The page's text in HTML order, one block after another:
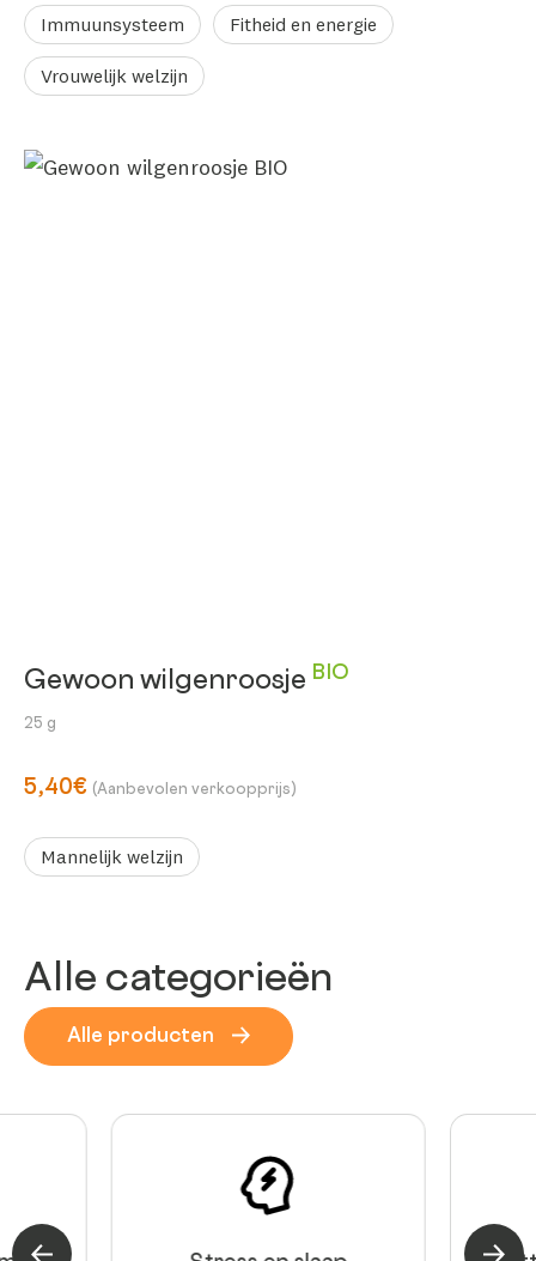
Immuunsysteem Fitheid en energie
Vrouwelijk welzijn
Gewoon wilgenroosje BIO
25 g
5,40€ (Aanbevolen verkoopprijs)
Mannelijk welzijn
Alle categorieën
Alle producten